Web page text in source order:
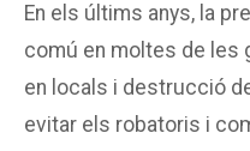
En els últims anys, la
comú en moltes de les
en locals i destrucció
evitar els robatoris i